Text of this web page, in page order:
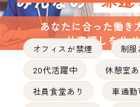
オフィスが禁煙 制服
20代活躍中 休憩室あ
社員食堂あり 車通勤